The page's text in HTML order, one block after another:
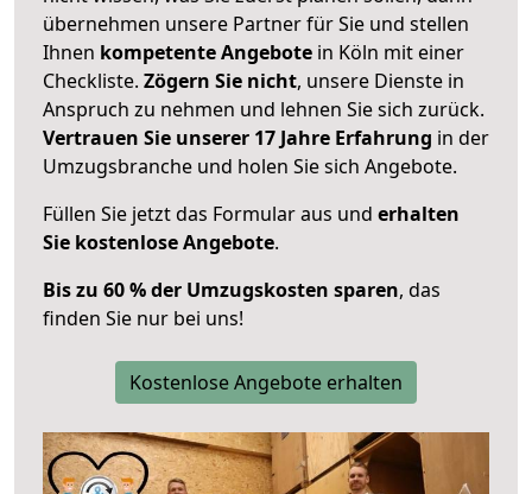
übernehmen unsere Partner für Sie und stellen
Ihnen kompetente Angebote in Köln mit einer
Checkliste. Zögern Sie nicht, unsere Dienste in
Anspruch zu nehmen und lehnen Sie sich zurück.
Vertrauen Sie unserer 17 Jahre Erfahrung in der
Umzugsbranche und holen Sie sich Angebote.
Füllen Sie jetzt das Formular aus und erhalten
Sie kostenlose Angebote.
Bis zu 60 % der Umzugskosten sparen, das
finden Sie nur bei uns!
Kostenlose Angebote erhalten